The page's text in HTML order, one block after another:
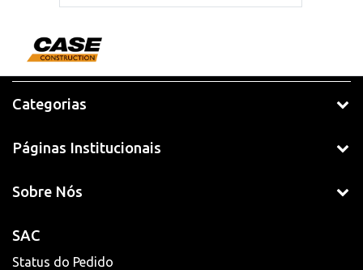
Categorias
Páginas Institucionais
Sobre Nós
SAC
Status do Pedido